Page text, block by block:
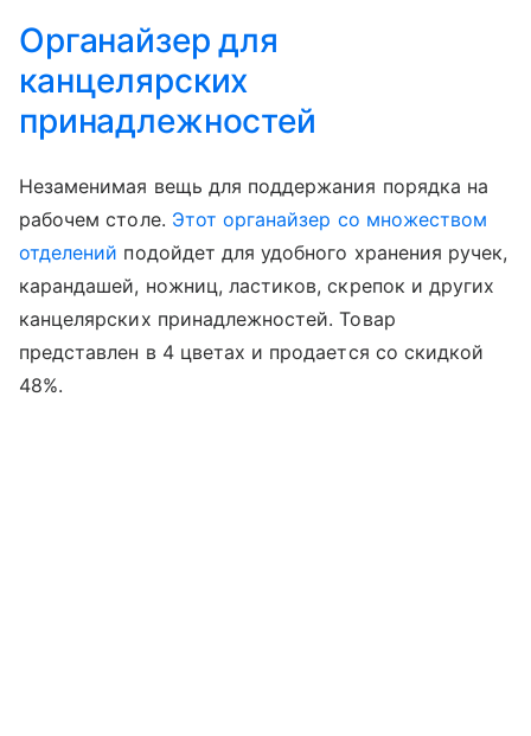
Органайзер для
канцелярских
принадлежностей
Незаменимая вещь для поддержания порядка на
рабочем столе. Этот органайзер со множеством
отделений подойдет для удобного хранения ручек,
карандашей, ножниц, ластиков, скрепок и других
канцелярских принадлежностей. Товар
представлен в 4 цветах и продается со скидкой
48%.